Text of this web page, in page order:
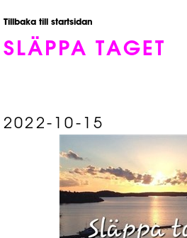
Tillbaka till startsidan
SLÄPPA TAGET
2022-10-15